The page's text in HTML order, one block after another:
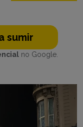
sumir
no Google.